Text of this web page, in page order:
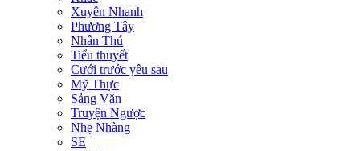
Xuyên Nhanh
Phương Tây
Nhân Thú
Tiểu thuyết
Cưới trước yêu sau
Mỹ Thực
Sảng Văn
Truyện Ngược
Nhẹ Nhàng
SE